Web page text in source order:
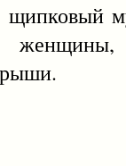
женщины,